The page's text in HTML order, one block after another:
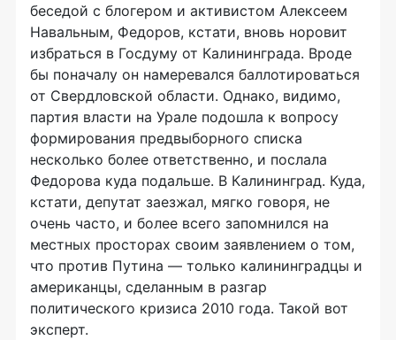
беседой с блогером и активистом Алексеем
Навальным, Федоров, кстати, вновь норовит
избраться в Госдуму от Калининграда. Вроде
бы поначалу он намеревался баллотироваться
от Свердловской области. Однако, видимо,
партия власти на Урале подошла к вопросу
формирования предвыборного списка
несколько более ответственно, и послала
Федорова куда подальше. В Калининград. Куда,
кстати, депутат заезжал, мягко говоря, не
очень часто, и более всего запомнился на
местных просторах своим заявлением о том,
что против Путина — только калининградцы и
американцы, сделанным в разгар
политического кризиса 2010 года. Такой вот
эксперт.